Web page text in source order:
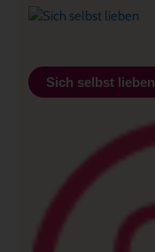
Sich selbst lieben